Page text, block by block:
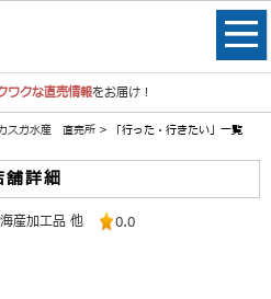
ワクな直売情報をお届け！
スガ水産 直売所 > 「行った・行きたい」一覧
舗詳細
産加工品 他 0.0